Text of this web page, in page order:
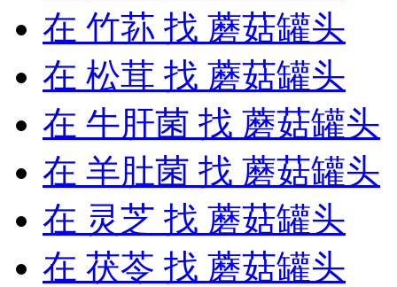
在 竹荪 找 蘑菇罐头
在 松茸 找 蘑菇罐头
在 牛肝菌 找 蘑菇罐头
在 羊肚菌 找 蘑菇罐头
在 灵芝 找 蘑菇罐头
在 茯苓 找 蘑菇罐头